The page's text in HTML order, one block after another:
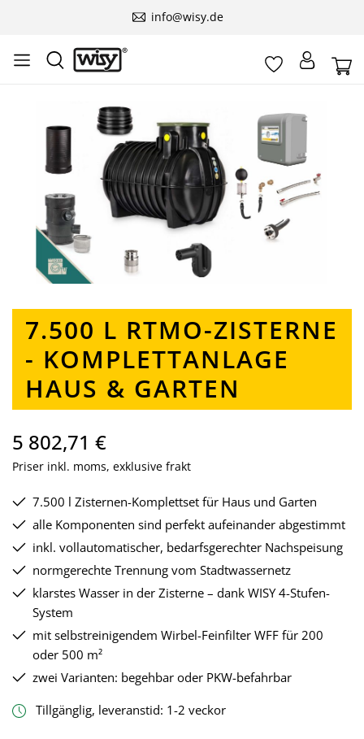
info@wisy.de
Hoppa över bildgalleri
7.500 L RTMO-ZISTERNE
- KOMPLETTANLAGE
HAUS & GARTEN
5 802,71 €
Priser inkl. moms, exklusive frakt
7.500 l Zisternen-Komplettset für Haus und Garten
alle Komponenten sind perfekt aufeinander abgestimmt
inkl. vollautomatischer, bedarfsgerechter Nachspeisung
normgerechte Trennung vom Stadtwassernetz
klarstes Wasser in der Zisterne – dank WISY 4-Stufen-
System
mit selbstreinigendem Wirbel-Feinfilter WFF für 200
oder 500 m²
zwei Varianten: begehbar oder PKW-befahrbar
Tillgänglig, leveranstid: 1-2 veckor